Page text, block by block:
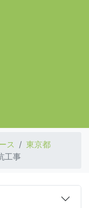
ス
東京都
工事